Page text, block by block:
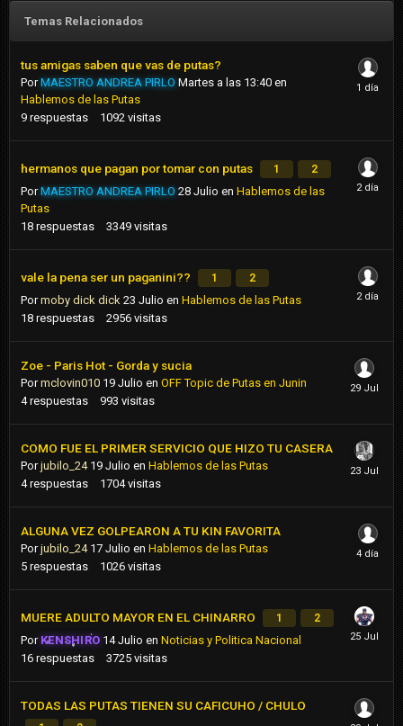
Temas Relacionados
tus amigas saben que vas de putas?
PorMAESTRO ANDREA PIRLO Martes a las 13:40 en
Hablemos de las Putas
9 respuestas 1092 visitas
hermanos que pagan por tomar con putas 1 2
PorMAESTRO ANDREA PIRLO 28 Julio en Hablemos de las
Putas
18 respuestas 3349 visitas
vale la pena ser un paganini?? 1 2
Pormoby dick dick 23 Julio en Hablemos de las Putas
18 respuestas 2956 visitas
Zoe - Paris Hot - Gorda y sucia
Pormclovin010 19 Julio en OFF Topic de Putas en Junin
4 respuestas 993 visitas
COMO FUE EL PRIMER SERVICIO QUE HIZO TU CASERA
Porjubilo_24 19 Julio en Hablemos de las Putas
4 respuestas 1704 visitas
ALGUNA VEZ GOLPEARON A TU KIN FAVORITA
Porjubilo_24 17 Julio en Hablemos de las Putas
5 respuestas 1026 visitas
MUERE ADULTO MAYOR EN EL CHINARRO 1 2
Por KENSHIRO 14 Julio enNoticias y Politica Nacional
16 respuestas 3725 visitas
TODAS LAS PUTAS TIENEN SU CAFICUHO / CHULO